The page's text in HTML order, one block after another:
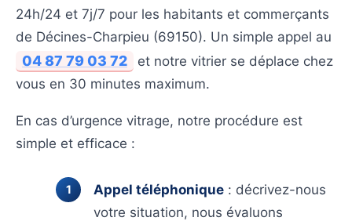
24h/24 et 7j/7 pour les habitants et commerçants
de Décines-Charpieu (69150). Un simple appel au
04 87 79 03 72
et notre vitrier se déplace chez
vous en 30 minutes maximum.
En cas d’urgence vitrage, notre procédure est
simple et efficace :
Appel téléphonique : décrivez-nous
votre situation, nous évaluons